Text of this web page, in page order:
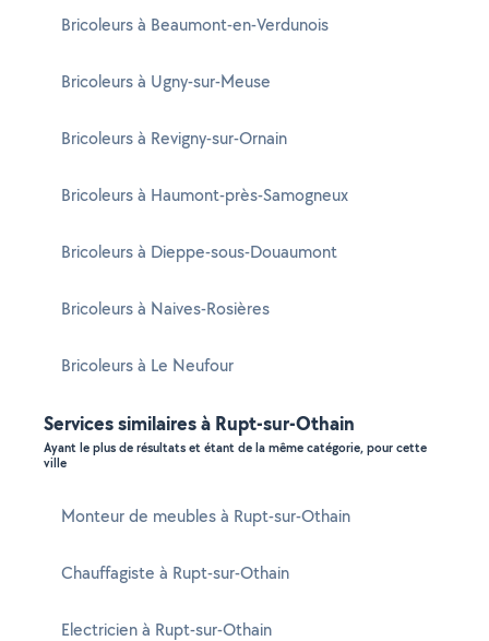
Bricoleurs à Beaumont-en-Verdunois
Bricoleurs à Ugny-sur-Meuse
Bricoleurs à Revigny-sur-Ornain
Bricoleurs à Haumont-près-Samogneux
Bricoleurs à Dieppe-sous-Douaumont
Bricoleurs à Naives-Rosières
Bricoleurs à Le Neufour
Services similaires à Rupt-sur-Othain
Ayant le plus de résultats et étant de la même catégorie, pour cette
ville
Monteur de meubles à Rupt-sur-Othain
Chauffagiste à Rupt-sur-Othain
Electricien à Rupt-sur-Othain